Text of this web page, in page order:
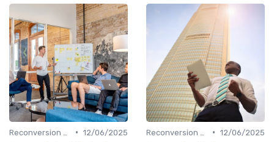
• 12/06/2025
• 12/06/2025